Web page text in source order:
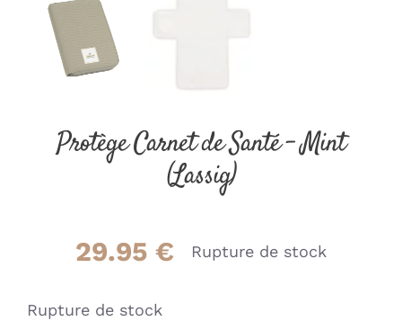
Protège Carnet de Santé – Mint
(Lassig)
29.95€ Rupture de stock
Rupture de stock